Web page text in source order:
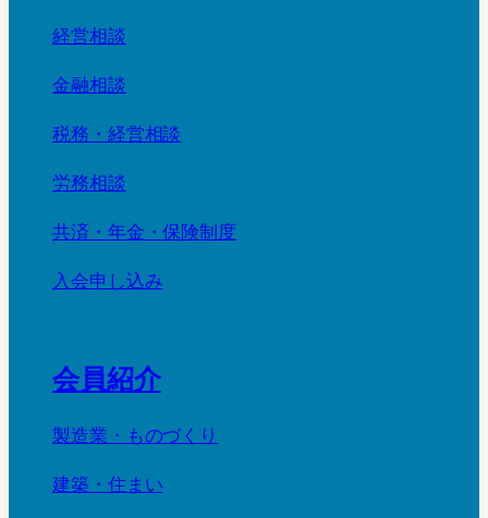
経営相談
金融相談
税務・経営相談
労務相談
共済・年金・保険制度
入会申し込み
会員紹介
製造業・ものづくり
建築・住まい